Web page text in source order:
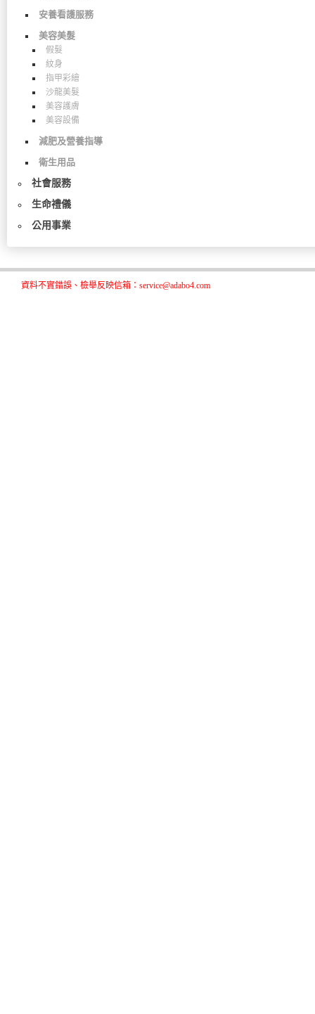
安養看護服務
美容美髮
假髮
紋身
指甲彩繪
沙龍美髮
美容護膚
美容設備
減肥及營養指導
衛生用品
社會服務
生命禮儀
公用事業
資料不實錯誤、檢舉反映信箱：service@adabo4.com